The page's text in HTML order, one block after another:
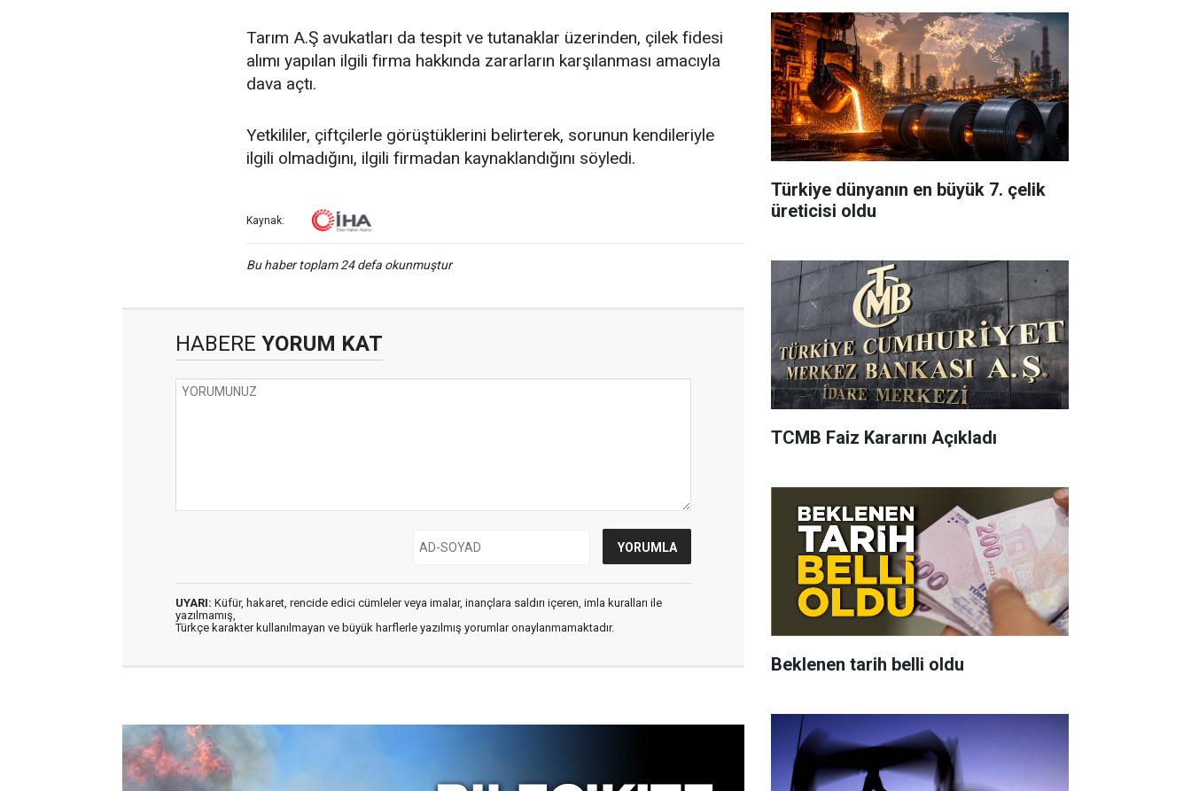
Tarım A.Ş avukatları da tespit ve tutanaklar üzerinden, çilek fidesi
alımı yapılan ilgili firma hakkında zararların karşılanması amacıyla
dava açtı.
Yetkililer, çiftçilerle görüştüklerini belirterek, sorunun kendileriyle
ilgili olmadığını, ilgili firmadan kaynaklandığını söyledi.
Kaynak:
Bu haber toplam 24 defa okunmuştur
HABERE YORUM KAT
UYARI: Küfür, hakaret, rencide edici cümleler veya imalar, inançlara saldırı içeren, imla kuralları ile
yazılmamış,
Türkçe karakter kullanılmayan ve büyük harflerle yazılmış yorumlar onaylanmamaktadır.
Türkiye dünyanın en büyük 7. çelik
üreticisi oldu
TCMB Faiz Kararını Açıkladı
Beklenen tarih belli oldu